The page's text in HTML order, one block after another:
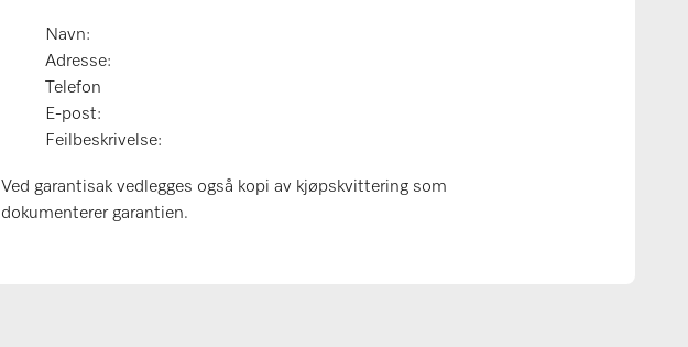
Navn:
Adresse:
Telefon
E-post:
Feilbeskrivelse:
Ved garantisak vedlegges også kopi av kjøpskvittering som
dokumenterer garantien.